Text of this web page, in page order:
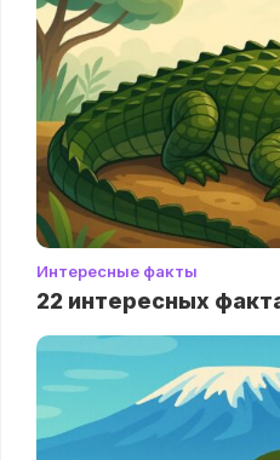
Интересные факты
22 интересных